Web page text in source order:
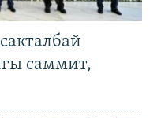
саммит,